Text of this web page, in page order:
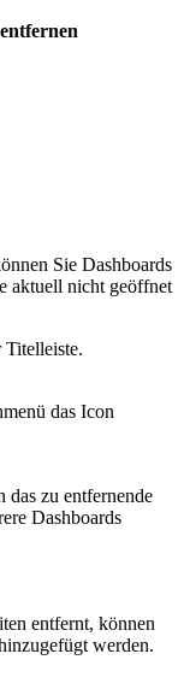
Sie Dashboards
aktuell nicht geöffnet
das Icon
das zu entfernende
Dashboards
entfernt, können
werden.